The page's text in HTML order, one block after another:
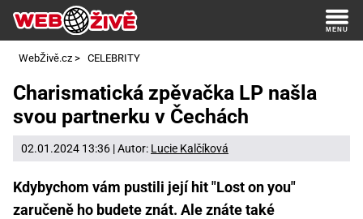
WebŽivě.cz > CELEBRITY
Charismatická zpěvačka LP našla
svou partnerku v Čechách
02.01.2024 13:36 | Autor: Lucie Kalčíková
Kdybychom vám pustili její hit "Lost on you"
zaručeně ho budete znát. Ale znáte také